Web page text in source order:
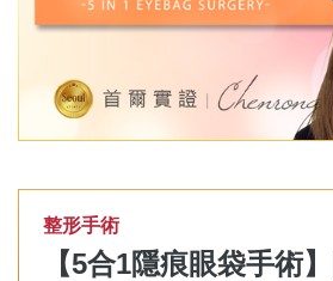
整形手術
【5合1隱痕眼袋手術